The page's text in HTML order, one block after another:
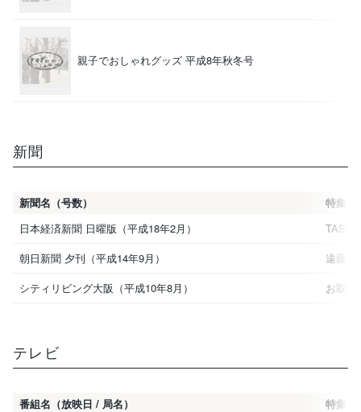
親子でおしゃれグッズ 平成8年秋冬号
新聞
新聞名（号数）
特集
日本経済新聞 日曜版（平成18年2月）
朝日新聞 夕刊（平成14年9月）
遠藤ケ
シティリビング大阪（平成10年8月）
お取り
テレビ
番組名（放映日 / 局名） 特集